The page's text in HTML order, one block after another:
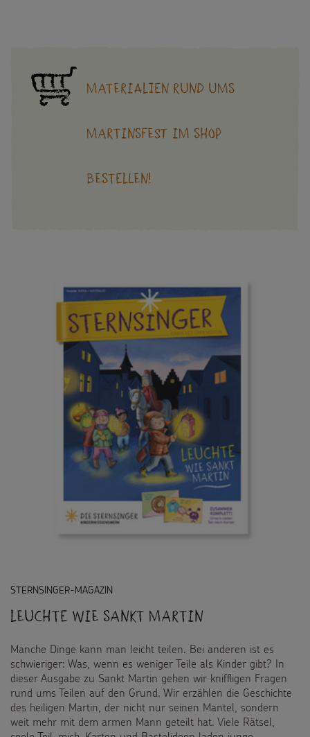
Materialien rund ums
Martinsfest im Shop
bestellen!
STERNSINGER-MAGAZIN
Leuchte wie Sankt Martin
Manche Dinge kann man leicht teilen. Bei anderen ist es
schwieriger: Was, wenn es weniger Teile als Kinder gibt? In
dieser Ausgabe zu Sankt Martin gehen wir kniffligen Fragen
rund ums Teilen auf den Grund. Wir erzählen die Geschichte
des heiligen Martin, der nicht nur seinen Mantel, sondern
weit mehr mit dem armen Mann geteilt hat. Viele Rätsel,